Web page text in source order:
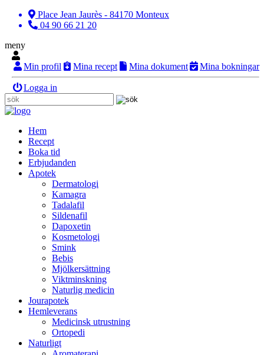
Place Jean Jaurès - 84170 Monteux
04 90 66 21 20
meny
Min profil Mina recept Mina dokument Mina bokningar
Logga in
Hem
Recept
Boka tid
Erbjudanden
Apotek
Dermatologi
Kamagra
Tadalafil
Sildenafil
Dapoxetin
Kosmetologi
Smink
Bebis
Mjölkersättning
Viktminskning
Naturlig medicin
Jourapotek
Hemleverans
Medicinsk utrustning
Ortopedi
Naturligt